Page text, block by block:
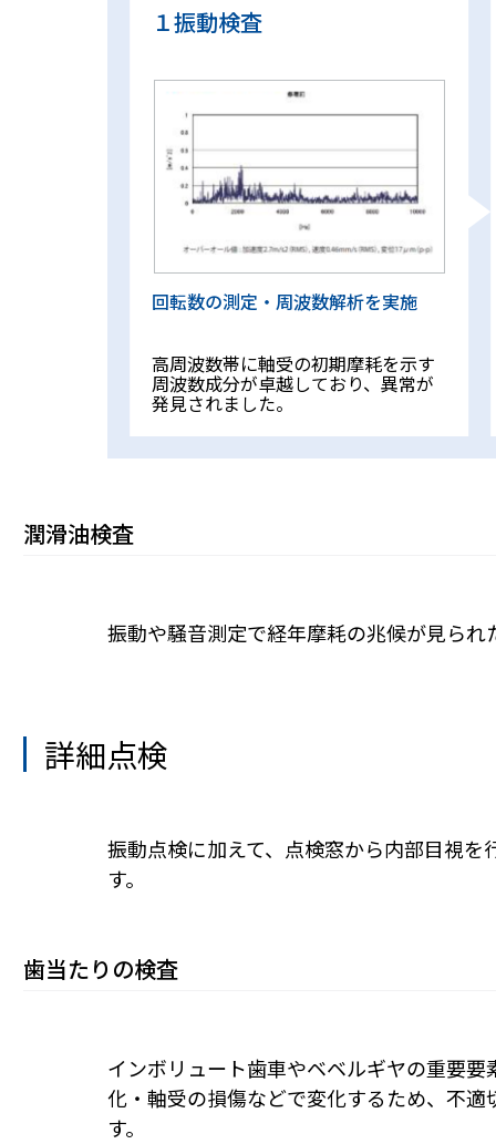
１振動検査
回転数の測定・周波数解析を実施
高周波数帯に軸受の初期摩耗を示す
周波数成分が卓越しており、異常が
発見されました。
潤滑油検査
振動や騒音測定で経年摩耗の兆候が見ら
詳細点検
振動点検に加えて、点検窓から内部目視
す。
歯当たりの検査
インボリュート歯車やベベルギヤの重要
化・軸受の損傷などで変化するため、不
す。